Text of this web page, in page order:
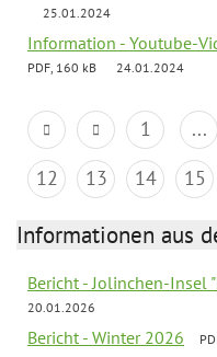
25.01.2024
Information - Youtube-
PDF, 160 kB 24.01.2024
1 ...
12
13 14 15
Informationen aus
Bericht - Jolinchen-Insel
20.01.2026
Bericht - Winter 2026